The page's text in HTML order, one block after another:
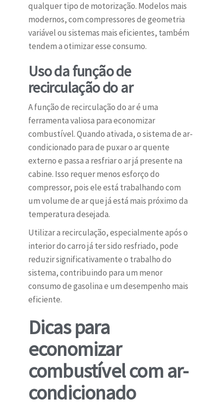
qualquer tipo de motorização. Modelos mais
modernos, com compressores de geometria
variável ou sistemas mais eficientes, também
tendem a otimizar esse consumo.
Uso da função de
recirculação do ar
A função de recirculação do ar é uma
ferramenta valiosa para economizar
combustível. Quando ativada, o sistema de ar-
condicionado para de puxar o ar quente
externo e passa a resfriar o ar já presente na
cabine. Isso requer menos esforço do
compressor, pois ele está trabalhando com
um volume de ar que já está mais próximo da
temperatura desejada.
Utilizar a recirculação, especialmente após o
interior do carro já ter sido resfriado, pode
reduzir significativamente o trabalho do
sistema, contribuindo para um menor
consumo de gasolina e um desempenho mais
eficiente.
Dicas para
economizar
combustível com ar-
condicionado